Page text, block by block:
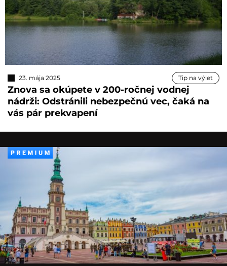
23. mája 2025 Tip na výlet
Znova sa okúpete v 200-ročnej vodnej
nádrži: Odstránili nebezpečnú vec, čaká na
vás pár prekvapení